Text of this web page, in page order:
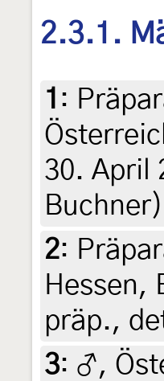
2.3.1.
1 :
30. April
Buchner)
2:
Hessen,
präp.,
3: ♂,